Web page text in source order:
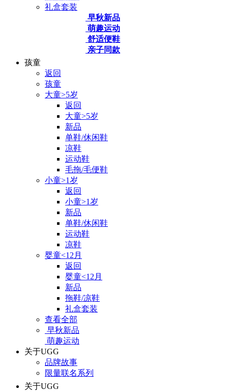
礼盒套装
早秋新品
萌趣运动
舒适便鞋
亲子同款
孩童
返回
孩童
大童>5岁
返回
大童>5岁
新品
单鞋/休闲鞋
凉鞋
运动鞋
毛拖/毛便鞋
小童>1岁
返回
小童>1岁
新品
单鞋/休闲鞋
运动鞋
凉鞋
婴童<12月
返回
婴童<12月
新品
拖鞋/凉鞋
礼盒套装
查看全部
早秋新品
萌趣运动
关于UGG
品牌故事
限量联名系列
关于UGG